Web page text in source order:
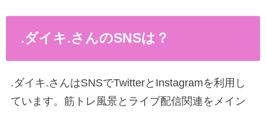
.ダイキ.さんのSNSは？
.ダイキ.さんはSNSでTwitterとInstagramを利用し
ています。筋トレ風景とライブ配信関連をメイン